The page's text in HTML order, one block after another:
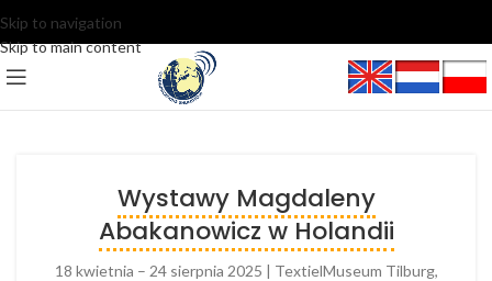
Skip to navigation
Skip to main content
Wystawy Magdaleny
Abakanowicz w Holandii
18 kwietnia – 24 sierpnia 2025 | TextielMuseum Tilburg,